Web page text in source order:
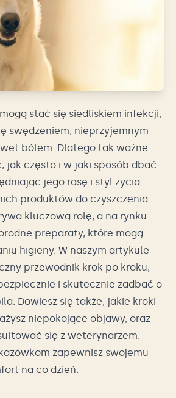
stać się siedliskiem infekcji,
swędzeniem, nieprzyjemnym
bólem. Dlatego tak ważne
jak często i w jaki sposób dbać
jego rasę i styl życia.
produktów do czyszczenia
kluczową rolę, a na rynku
preparaty, które mogą
higieny. W naszym artykule
przewodnik krok po kroku,
i skutecznie zadbać o
Dowiesz się także, jakie kroki
niepokojące objawy, oraz
się z weterynarzem.
zapewnisz swojemu
na co dzień.